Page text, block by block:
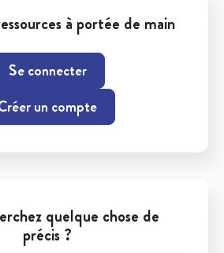
à portée de main
Se connecter
un compte
quelque chose de
précis ?